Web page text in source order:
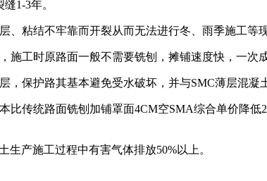
1-3年。
粘结不牢靠而开裂从而无法进行冬、雨季施工等现
工时原路面一般不需要铣刨，摊铺速度快，一次
保护路其基本避免受水破坏，并与SMC薄层混凝
传统路面铣刨加铺罩面4CM空SMA综合单价降低
产施工过程中有害气体排放50%以上。